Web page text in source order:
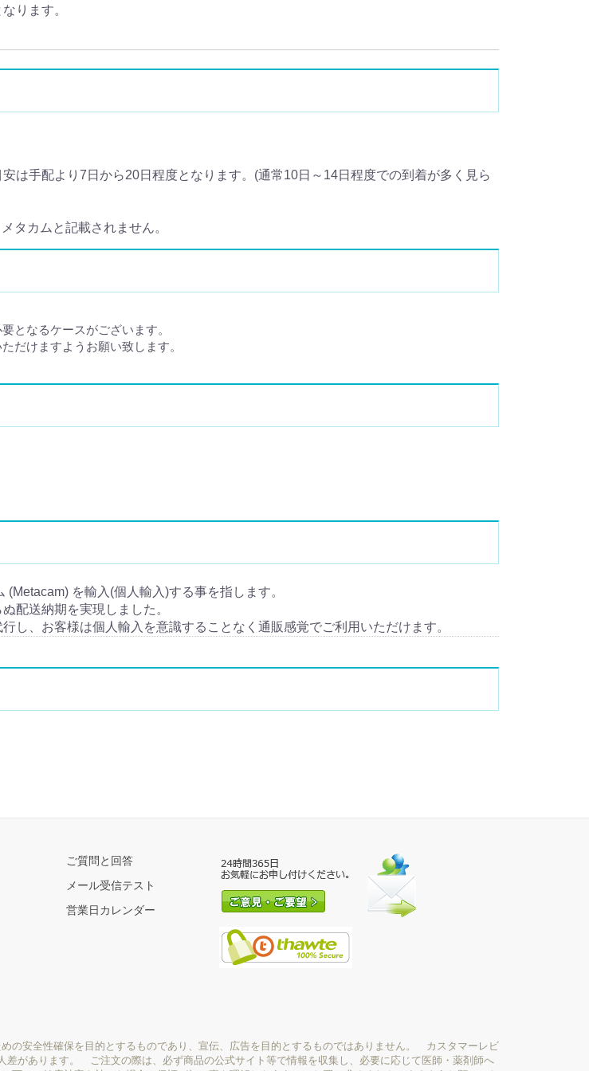
ります。
は手配より7日から20日程度となります。(通常10日～14日程度での到着が多く見ら
タカムと記載されません。
となるケースがございます。
だけますようお願い致します。
を輸入(個人輸入)する事を指します。
配送納期を実現しました。
し、お客様は個人輸入を意識することなく通販感覚でご利用いただけます。
ご質問と回答
メール受信テスト
営業日カレンダー
の安全性確保を目的とするものであり、宣伝、広告を目的とするものではありません。 カスタマーレビ
があります。 ご注文の際は、必ず商品の公式サイト等で情報を収集し、必要に応じて医師・薬剤師へ